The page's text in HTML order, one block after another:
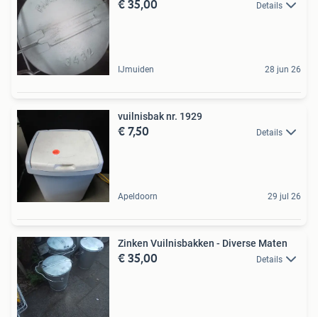
€ 35,00 Details
IJmuiden 28 jun 26
vuilnisbak nr. 1929
€ 7,50 Details
Apeldoorn 29 jul 26
Zinken Vuilnisbakken - Diverse Maten
€ 35,00 Details